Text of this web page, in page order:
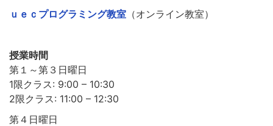
ｕｅｃプログラミング教室 （オンライン教室）
授業時間
第１～第３日曜日
1限クラス: 9:00 – 10:30
2限クラス: 11:00 – 12:30
第４日曜日